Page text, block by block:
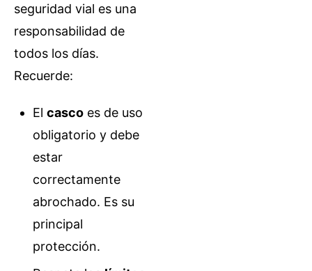
seguridad vial es una
responsabilidad de
todos los días.
Recuerde:
El casco es de uso
obligatorio y debe
estar
correctamente
abrochado. Es su
principal
protección.